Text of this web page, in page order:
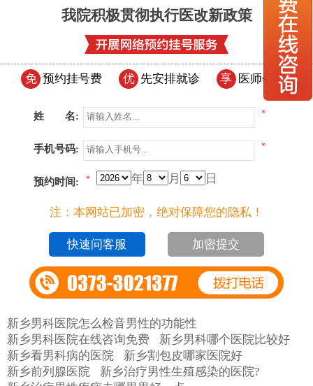
我院积极贯彻执行医改新政策
免 预约挂号费 优 先安排就诊 享 医师会诊
姓 名: *
手机号码: *
预约时间: 年 月 日
*
注：本网站已加密，绝对保障您的隐私！
加密提交
新乡男科医院怎么检音男性的功能性
新乡男科医院在线咨询免费
新乡男科哪个医院比较好
新乡看男科病的医院
新乡割包皮哪家医院好
新乡前列腺医院
新乡治疗男性生殖感染的医院?